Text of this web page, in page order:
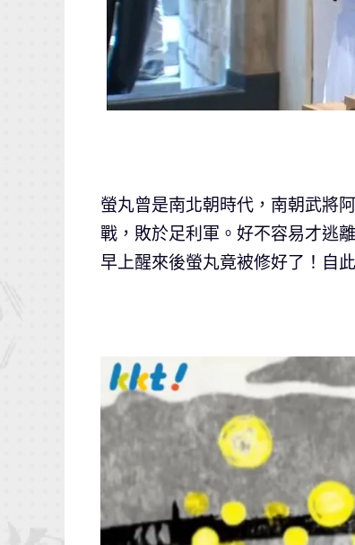
螢丸曾是南北朝時代，南朝武將
戰，敗於足利軍。好不容易才逃
早上醒來後螢丸竟被修好了！自